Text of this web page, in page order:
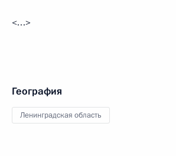
<…>
География
Ленинградская область